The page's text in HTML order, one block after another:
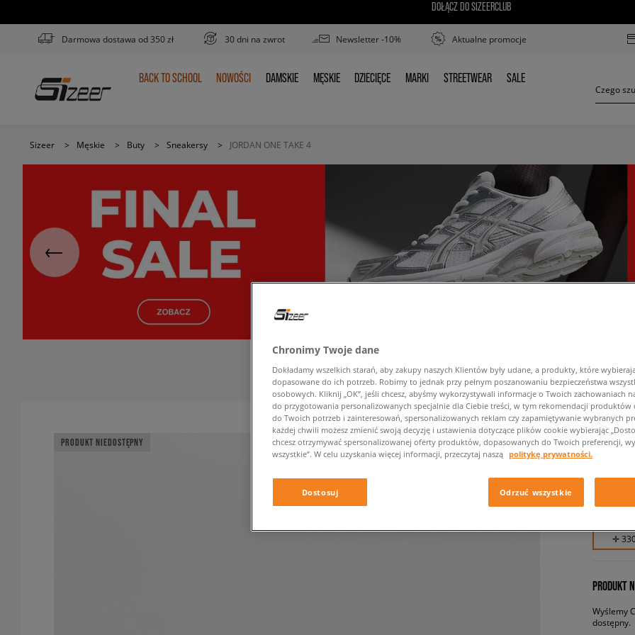
DOŁĄCZ DO SIZEERCLUB
Darmowa dostawa od 350 zł 30 dni na zwrot Newsletter -10% Aktualne promocje
BACK
BACK TO SCHOOL NOWOŚCI
NOWOŚCI DAMSKIE
DAMSKIE MĘSKIE
MĘSKIE DZIECIĘCE
DZIECIĘCE MARKI
MARKI STREETWEAR
STREETWEAR SALE
SALE
Sizeer > Męskie > Buty > Sneakersy > JORDAN ONE TAKE 4
PRODUKT NIEDOSTĘPNY
329,99
✛
PRODUKT
Wyślemy
dostępny.
Chronimy Twoje dane
Dokładamy wszelkich starań, aby zakupy naszych Klientów były udane, a produkty, które
dopasowane do ich potrzeb. Robimy to jednak przy pełnym poszanowaniu bezpieczeństwa
osobowych. Kliknij „OK”, jeśli chcesz, abyśmy wykorzystywali informacje o Twoich zachowaniach
do przygotowania personalizowanych specjalnie dla Ciebie treści, w tym rekomendacji produktów
do Twoich potrzeb i zainteresowań, spersonalizowanych reklam czy zapamiętywanie wybranych
każdej chwili możesz zmienić swoją decyzję i ustawienia dotyczące plików cookie wybierając
chcesz otrzymywać spersonalizowanej oferty produktów, dopasowanych do Twoich preferencji,
wszystkie”. W celu uzyskania więcej informacji, przeczytaj naszą politykę prywatności.
Dostosuj Odrzuć wszystkie